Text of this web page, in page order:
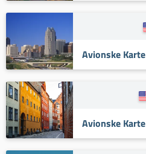
Avionske Karte
Avionske Karte